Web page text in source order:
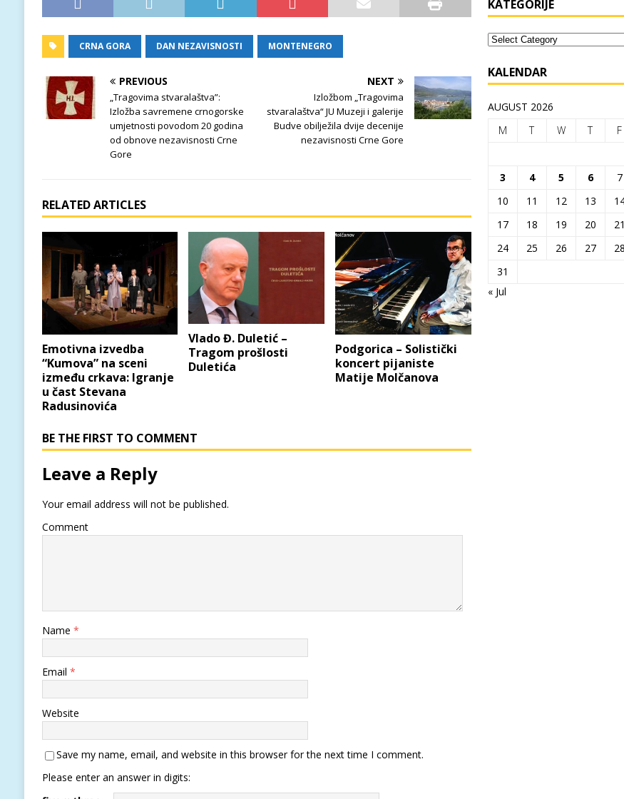
CRNA GORA DAN NEZAVISNOSTI MONTENEGRO
PREVIOUS
„Tragovima stvaralaštva”:
Izložba savremene crnogorske
umjetnosti povodom 20 godina
od obnove nezavisnosti Crne
Gore
NEXT
Izložbom „Tragovima
stvaralaštva“ JU Muzeji i galerije
Budve obilježila dvije decenije
nezavisnosti Crne Gore
RELATED ARTICLES
Emotivna izvedba
“Kumova” na sceni
između crkava: Igranje
u čast Stevana
Radusinovića
Vlado Đ. Duletić –
Tragom prošlosti
Duletića
Podgorica – Solistički
koncert pijaniste
Matije Molčanova
BE THE FIRST TO COMMENT
Leave a Reply
Your email address will not be published.
Comment
Name *
Email *
Website
Save my name, email, and website in this browser for the next time I comment.
Please enter an answer in digits:
KATEGORIJE
KALENDAR
AUGUST 2026
M
T W T F
3
4 5 6 7
10
11 12 13
17
18 19 20 21
24
25 26 27 28
31
« Jul